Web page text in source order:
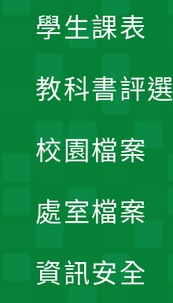
學生課表
教科書評選
校園檔案
處室檔案
資訊安全